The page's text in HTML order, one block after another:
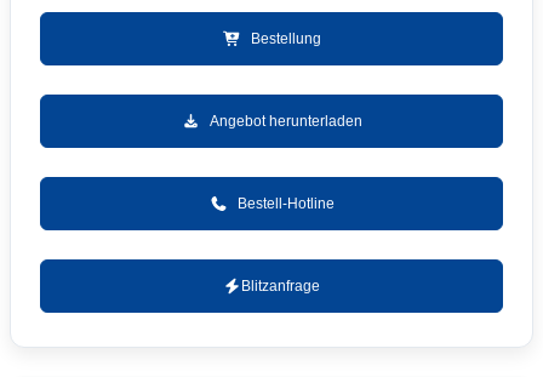
Bestellung
Angebot herunterladen
Bestell-Hotline
Blitzanfrage